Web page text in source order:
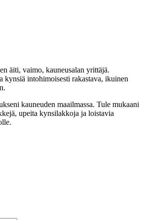
äiti, vaimo, kauneusalan yrittäjä.
kynsiä intohimoisesti rakastava, ikuinen
kauneuden maailmassa. Tule mukaani
upeita kynsilakkoja ja loistavia